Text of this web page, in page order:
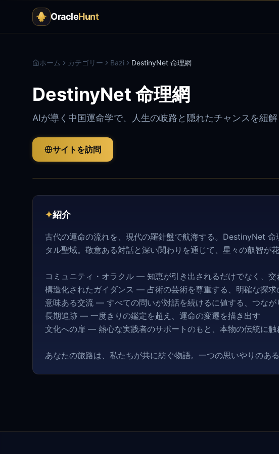
OracleHunt
ホーム カテゴリー Bazi DestinyNet 命理網
DestinyNet 命理網
AIが導く中国運命学で、人生の岐路と隠れたチャンスを紐解
サイトを訪問
✦紹介
古代の運命の流れを、現代の羅針盤で航海する。DestinyNet
タル聖域。敬意ある対話と深い関わりを通じて、星々の叡智が
コミュニティ・オラクル — 知恵が引き出されるだけでなく、
構造化されたガイダンス — 占術の芸術を尊重する、明確な探求
意味ある交流 — すべての問いが対話を続けるに値する、つなが
長期追跡 — 一度きりの鑑定を超え、運命の変遷を描き出す
文化への扉 — 熱心な実践者のサポートのもと、本物の伝統に触
あなたの旅路は、私たちが共に紡ぐ物語。一つの思いやりのあ